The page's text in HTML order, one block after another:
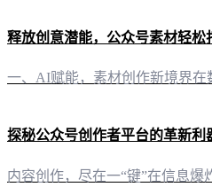
释放创意潜能，公众号素材轻
探秘公众号创作者平台的革新利